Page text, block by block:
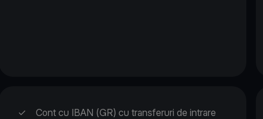
✓
Cont cu IBAN (GR) cu transferuri de intrare